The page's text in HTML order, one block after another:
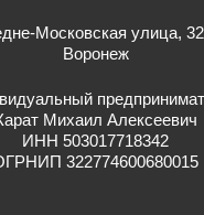
Московская улица,
Воронеж
Михаил Алексеевич
ИНН 503017718342
322774600680015